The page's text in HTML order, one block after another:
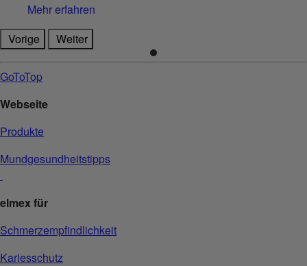
Mehr erfahren
Vorige
Weiter
GoToTop
Webseite
Produkte
Mundgesundheitstipps
elmex für
Schmerzempfindlichkeit
Kariesschutz